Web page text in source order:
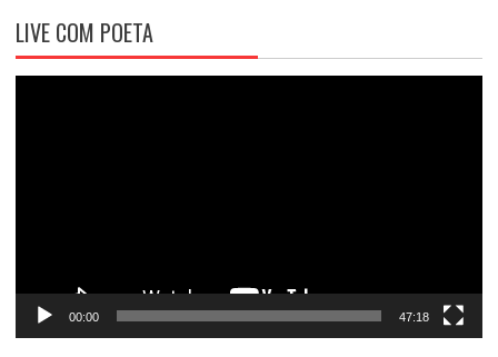
LIVE COM POETA
00:00 47:18